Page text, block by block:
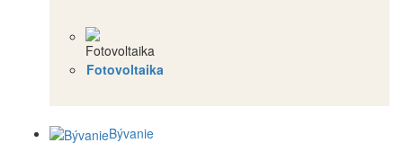
Fotovoltaika
Bývanie